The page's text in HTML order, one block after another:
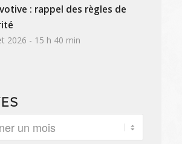
: rappel des règles de
2026 - 15 h 40 min